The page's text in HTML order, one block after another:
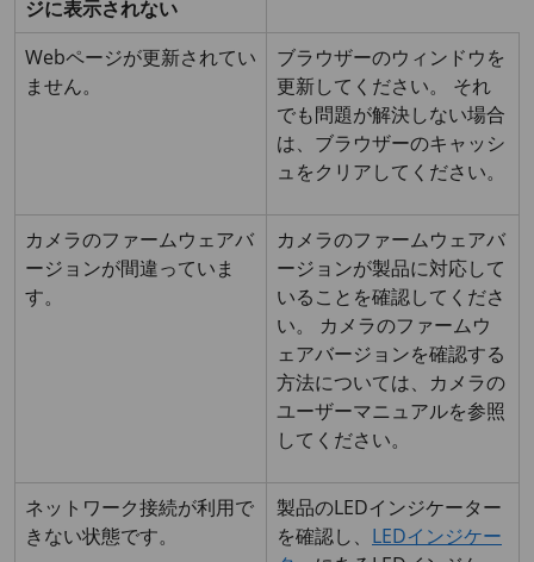
ジに表示されない
Webページが更新されてい
ません。
ブラウザーのウィンドウを
更新してください。 それ
でも問題が解決しない場合
は、ブラウザーのキャッシ
ュをクリアしてください。
カメラのファームウェアバ
ージョンが間違っていま
す。
カメラのファームウェアバ
ージョンが製品に対応して
いることを確認してくださ
い。 カメラのファームウ
ェアバージョンを確認する
方法については、カメラの
ユーザーマニュアルを参照
してください。
ネットワーク接続が利用で
きない状態です。
製品のLEDインジケーター
を確認し、 LEDインジケー